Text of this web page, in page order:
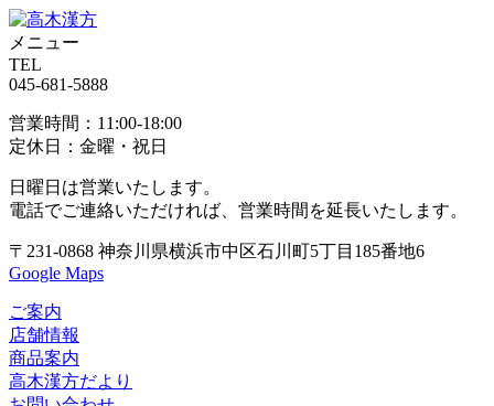
メニュー
TEL
045-681-5888
営業時間：11:00-18:00
定休日：金曜・祝日
日曜日は営業いたします。
電話でご連絡いただければ、 営業時間を延長いたします。
〒231-0868 神奈川県横浜市中区石川町5丁目185番地6
Google Maps
ご案内
店舗情報
商品案内
高木漢方だより